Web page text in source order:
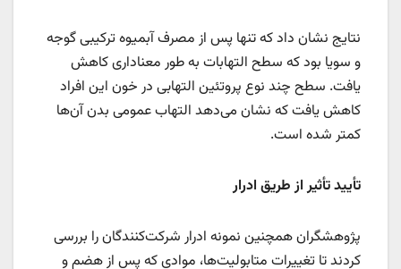
نتایج نشان داد که تنها پس از مصرف آبمیوه ترکیبی گوجه
و سویا بود که سطح التهابات به طور معناداری کاهش
یافت. سطح چند نوع پروتئین التهابی در خون این افراد
کاهش یافت که نشان می‌دهد التهاب عمومی بدن آن‌ها
کمتر شده است.
تأیید تأثیر از طریق ادرار
پژوهشگران همچنین نمونه ادرار شرکت‌کنندگان را بررسی
کردند تا تغییرات متابولیت‌ها، موادی که پس از هضم و